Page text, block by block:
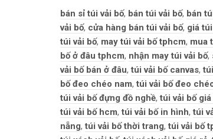
Tags:
bán sỉ túi vải bố, bán túi vải bố, bán
vải bố, cửa hàng bán túi vải bố, giá
túi vải bố, may túi vải bố tphcm, mua
bố ở đâu tphcm, nhận may túi vải bố,
vải bố bán ở đâu,túi vải bố canvas,
bố đeo chéo nam,túi vải bố đeo
túi vải bố đựng đồ nghề,túi vải bố giá
túi vải bố hcm,túi vải bố in hình,túi
nẵng,túi vải bố thời trang,túi vải bố